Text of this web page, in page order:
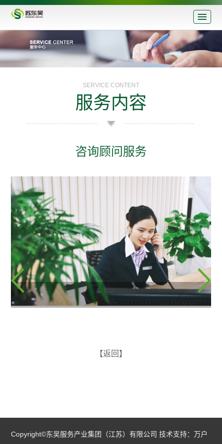
SERVICE CONTENT
服务内容
咨询顾问服务
【返回】
Copyright©东吴服务产业集团（江苏）有限公司 技术支持：万户